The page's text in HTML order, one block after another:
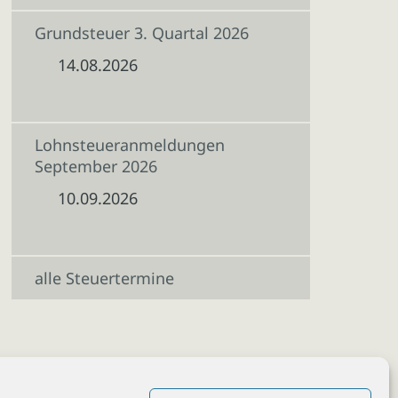
Grundsteuer 3. Quartal 2026
14.08.2026
Lohnsteueranmeldungen
September 2026
10.09.2026
alle Steuertermine